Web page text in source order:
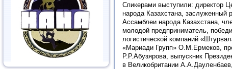
Спикерами выступили: директор
народа Казахстана, заслуженный
Ассамблеи народа Казахстана,
молодой предприниматель,
логистической компаний
«Mариади Групп» О.М.Ермеков,
Р.Р.Абузярова, выпускник
в Великобритании А.А.Дауленбаев,